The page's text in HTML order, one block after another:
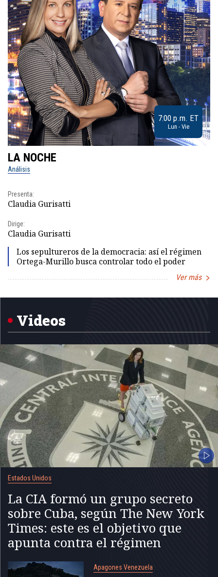
7:00 p.m. ET
Lun - Vie
LA NOCHE
Análisis
Presenta:
Claudia Gurisatti
Dirige:
Claudia Gurisatti
Los sepultureros de la democracia: así el régimen
Ortega-Murillo busca controlar todo el poder
Ver más
1
Videos
Estados Unidos
La CIA formó un grupo secreto
sobre Cuba, según The New York
Times: este es el objetivo que
apunta contra el régimen
Apagones Venezuela